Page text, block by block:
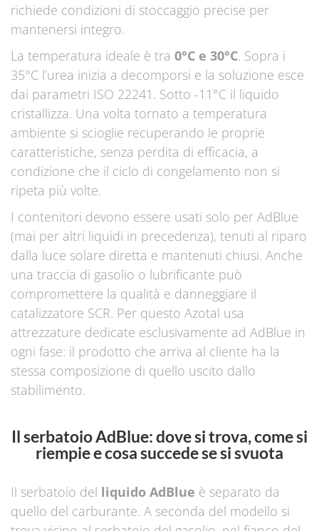
richiede condizioni di stoccaggio precise per
mantenersi integro.
La temperatura ideale è tra 0°C e 30°C. Sopra i
35°C l’urea inizia a decomporsi e la soluzione esce
dai parametri ISO 22241. Sotto -11°C il liquido
cristallizza. Una volta tornato a temperatura
ambiente si scioglie recuperando le proprie
caratteristiche, senza perdita di efficacia, a
condizione che il ciclo di congelamento non si
ripeta più volte.
I contenitori devono essere usati solo per AdBlue
(mai per altri liquidi in precedenza), tenuti al riparo
dalla luce solare diretta e mantenuti chiusi. Anche
una traccia di gasolio o lubrificante può
compromettere la qualità e danneggiare il
catalizzatore SCR. Per questo Azotal usa
attrezzature dedicate esclusivamente ad AdBlue in
ogni fase: il prodotto che arriva al cliente ha la
stessa composizione di quello uscito dallo
stabilimento.
Il serbatoio AdBlue: dove si trova, come si
riempie e cosa succede se si svuota
Il serbatoio del liquido AdBlue è separato da
quello del carburante. A seconda del modello si